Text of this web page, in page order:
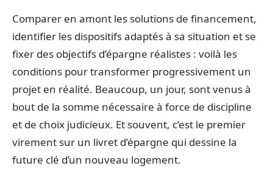
Comparer en amont les solutions de financement,
identifier les dispositifs adaptés à sa situation et se
fixer des objectifs d’épargne réalistes : voilà les
conditions pour transformer progressivement un
projet en réalité. Beaucoup, un jour, sont venus à
bout de la somme nécessaire à force de discipline
et de choix judicieux. Et souvent, c’est le premier
virement sur un livret d’épargne qui dessine la
future clé d’un nouveau logement.